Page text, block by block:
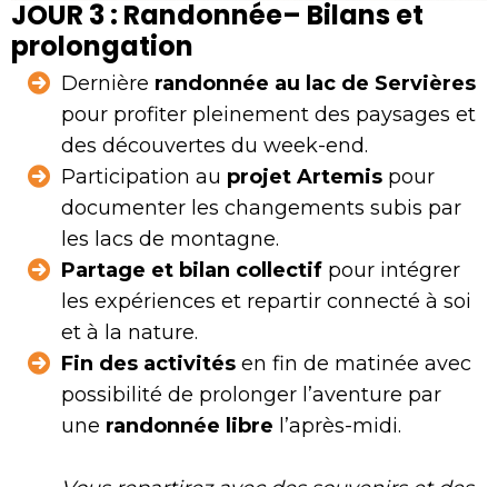
JOUR 3 : Randonnée– Bilans et
prolongation
Dernière randonnée au lac de Servières
pour profiter pleinement des paysages et
des découvertes du week-end.
Participation au projet Artemis pour
documenter les changements subis par
les lacs de montagne.
Partage et bilan collectif pour intégrer
les expériences et repartir connecté à soi
et à la nature.
Fin des activités en fin de matinée avec
possibilité de prolonger l’aventure par
une randonnée libre l’après-midi.